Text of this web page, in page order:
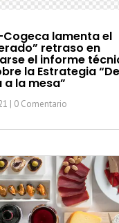
Cogeca lamenta el
retraso en
el informe
la Estrategia
a la mesa”
| 0 Comentario